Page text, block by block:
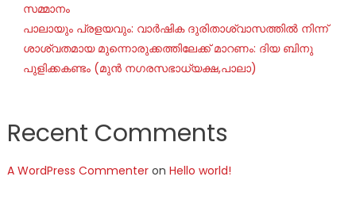
സമ്മാനം
പാലായും പ്രളയവും: വാർഷിക ദുരിതാശ്വാസത്തിൽ നിന്ന്
ശാശ്വതമായ മുന്നൊരുക്കത്തിലേക്ക് മാറണം: ദിയ ബിനു
പുളിക്കകണ്ടം (മുൻ നഗരസഭാധ്യക്ഷ,പാലാ)
Recent Comments
A WordPress Commenteron Hello world!